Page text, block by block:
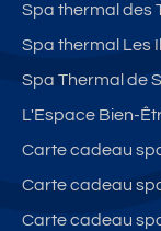
Spa thermal des
Spa thermal Les
Spa Thermal de
L'Espace Bien-
Carte cadeau
Carte cadeau
Carte cadeau